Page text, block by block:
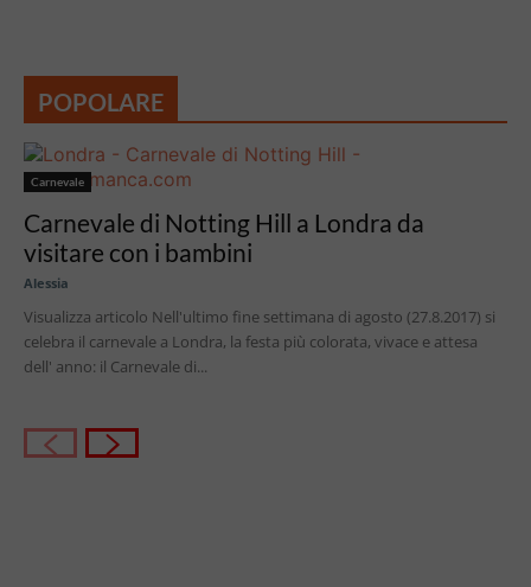
POPOLARE
Carnevale
Carnevale di Notting Hill a Londra da
visitare con i bambini
Alessia
Visualizza articolo Nell'ultimo fine settimana di agosto (27.8.2017) si
celebra il carnevale a Londra, la festa più colorata, vivace e attesa
dell' anno: il Carnevale di...